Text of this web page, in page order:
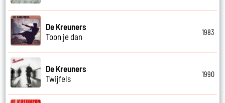
De Kreuners
Toon je dan
1983
De Kreuners
Twijfels
1990